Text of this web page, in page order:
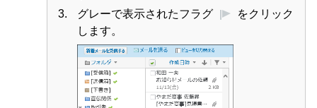
グレーで表示されたフラグ
をクリック
します。